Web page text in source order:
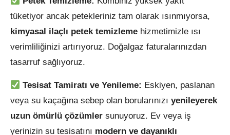
tüketiyor ancak petekleriniz tam olarak ısınmıyorsa,
kimyasal ilaçlı petek temizleme hizmetimizle ısı
verimliliğinizi artırıyoruz. Doğalgaz faturalarınızdan
tasarruf sağlıyoruz.
Tesisat Tamiratı ve Yenileme: Eskiyen, paslanan
veya su kaçağına sebep olan borularınızı yenileyerek
uzun ömürlü çözümler sunuyoruz. Ev veya iş
yerinizin su tesisatını modern ve dayanıklı